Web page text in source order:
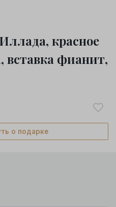
красное
вставка фианит,
о подарке